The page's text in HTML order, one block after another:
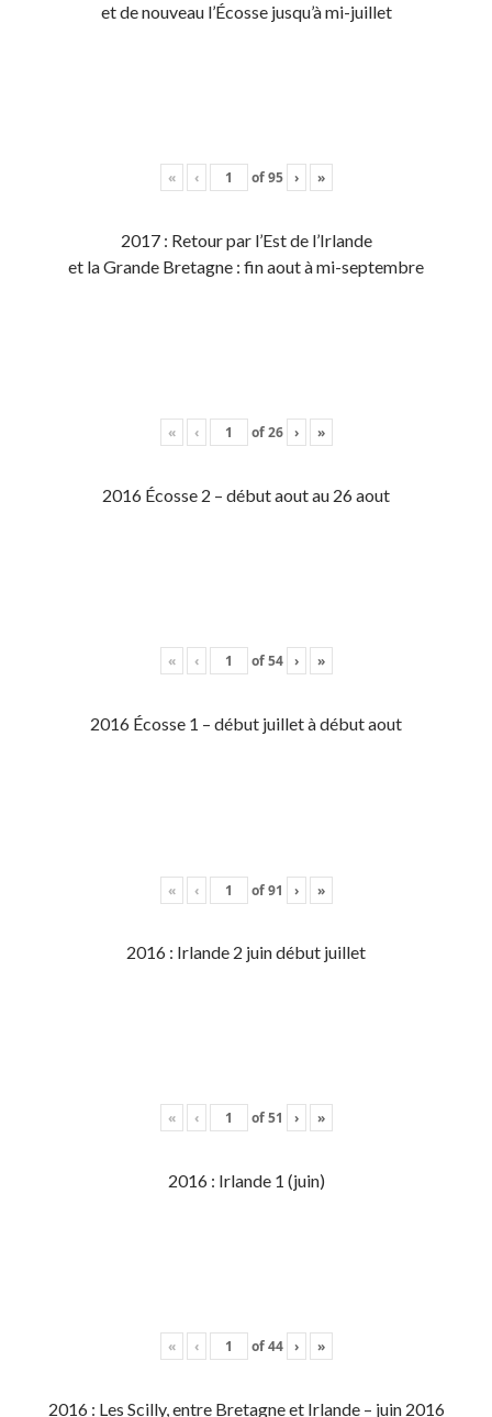
et de nouveau l’Écosse jusqu’à mi-juillet
« ‹ of95 › »
2017 : Retour par l’Est de l’Irlande
et la Grande Bretagne : fin aout à mi-septembre
« ‹ of26 › »
2016 Écosse 2 – début aout au 26 aout
« ‹ of54 › »
2016 Écosse 1 – début juillet à début aout
« ‹ of91 › »
2016 : Irlande 2 juin début juillet
« ‹ of51 › »
2016 : Irlande 1 (juin)
« ‹ of44 › »
2016 : Les Scilly, entre Bretagne et Irlande – juin 2016